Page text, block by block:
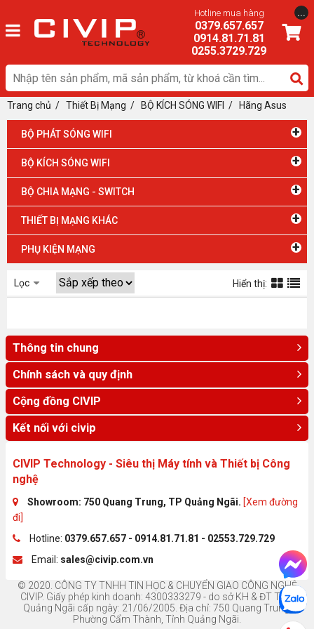
Hotline mua hàng
0379.657.657
0914.81.71.81
0255.3729.729
...
Trang chủ / Thiết Bị Mạng / BỘ KÍCH SÓNG WIFI / Hãng Asus
BỘ PHÁT SÓNG WIFI +
BỘ KÍCH SÓNG WIFI +
BỘ CHIA MẠNG - SWITCH +
THIẾT BỊ MẠNG KHÁC +
PHỤ KIỆN MẠNG +
Lọc Hiển thị:
Thông tin chung
Chính sách và quy định
Cộng đồng CIVIP
Kết nối với civip
CIVIP Technology - Siêu thị Máy tính và Thiết bị Công
nghệ
Showroom: 750 Quang Trung, TP Quảng Ngãi. [Xem đường
đi]
Hotline: 0379.657.657 - 0914.81.71.81 - 02553.729.729
Email: sales@civip.com.vn
© 2020. CÔNG TY TNHH TIN HỌC & CHUYỂN GIAO CÔNG NGHỆ
CIVIP. Giấy phép kinh doanh: 4300333279 - do sở KH & ĐT Tỉnh
Quảng Ngãi cấp ngày: 21/06/2005. Địa chỉ: 750 Quang Trung,
Phường Cẩm Thành, Tỉnh Quảng Ngãi.